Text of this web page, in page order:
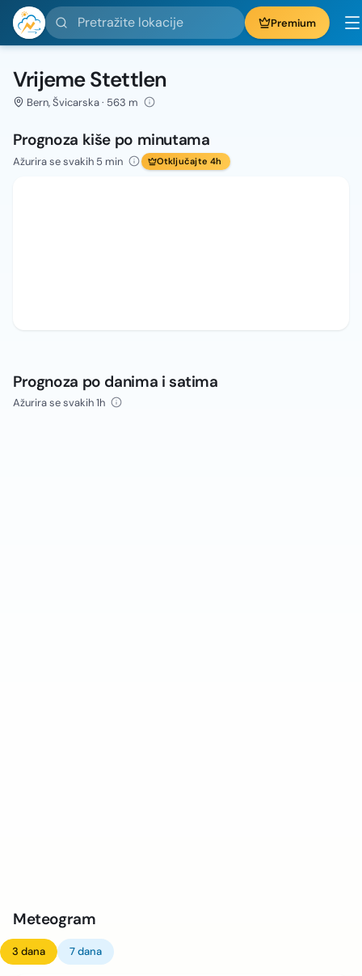
Pretražite lokacije Premium
Vrijeme Stettlen
Bern, Švicarska · 563 m
Prognoza kiše po minutama
Ažurira se svakih 5 min Otključajte 4h
Prognoza po danima i satima
Ažurira se svakih 1h
Meteogram
3 dana 7 dana